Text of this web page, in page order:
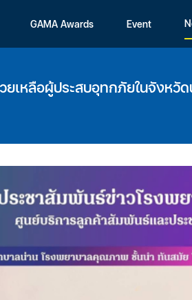
GAMA Awards Event
ยเหลือผู้ประสบอุทกภัยในจังหวั